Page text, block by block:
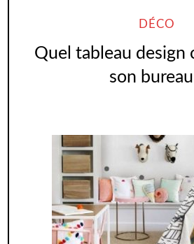
DÉCO
Quel tableau design
son